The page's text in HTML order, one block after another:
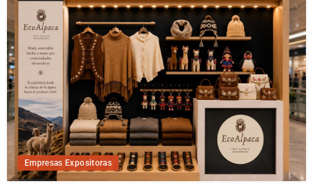
Empresas Expositoras